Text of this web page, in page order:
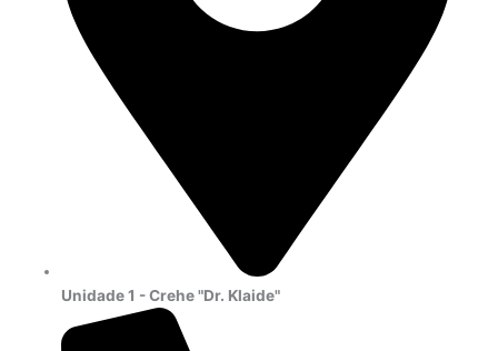
Unidade 1 - Crehe "Dr. Klaide"